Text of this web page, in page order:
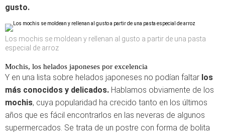
gusto.
Los mochis se moldean y rellenan al gusto a partir de una pasta
especial de arroz
Mochis, los helados japoneses por excelencia
Y en una lista sobre helados japoneses no podían faltar los
más conocidos y delicados. Hablamos obviamente de los
mochis, cuya popularidad ha crecido tanto en los últimos
años que es fácil encontrarlos en las neveras de algunos
supermercados. Se trata de un postre con forma de bolita